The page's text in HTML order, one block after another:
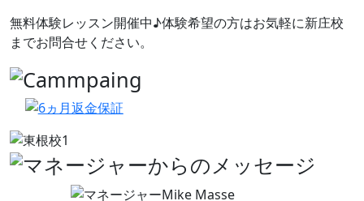
無料体験レッスン開催中♪体験希望の方はお気軽に新庄校
までお問合せください。
前へ